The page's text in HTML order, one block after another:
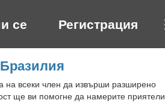
се Регистрация
на всеки член да извърши разширено
ще ви помогне да намерите приятели